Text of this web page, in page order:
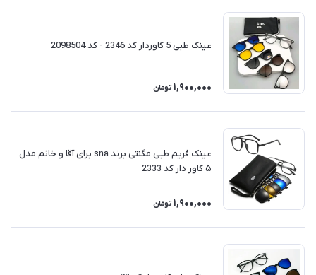
عینک طبی 5 کاوردار کد 2346 - کد 2098504
1,900,000 تومان
عینک فریم طبی مگنتی برند sna برای آقا و خانم مدل
۵ کاور دار کد 2333
1,900,000 تومان